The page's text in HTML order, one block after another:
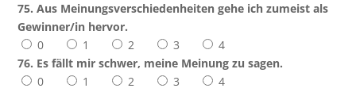
75. Aus Meinungsverschiedenheiten gehe ich zumeist als
Gewinner/in hervor.
0
1 2 3
4
76. Es fällt mir schwer, meine Meinung zu sagen.
0
1 2 3
4